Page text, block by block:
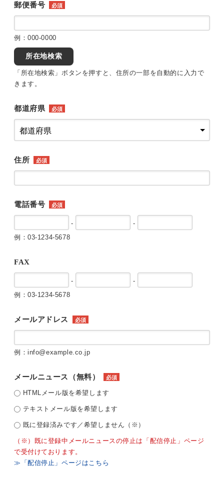
郵便番号 必須
例：000-0000
所在地検索
「所在地検索」ボタンを押すと、住所の一部を自動的に入力で
きます。
都道府県 必須
住所 必須
電話番号 必須
-
-
例：03-1234-5678
FAX
-
-
例：03-1234-5678
メールアドレス 必須
例：info@example.co.jp
メールニュース（無料） 必須
HTMLメール版を希望します
テキストメール版を希望します
既に登録済みです／希望しません（※）
（※）既に登録中メールニュースの停止は「配信停止」ページ
で受付けております。
≫「配信停止」ページはこちら